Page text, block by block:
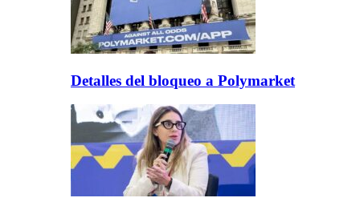
Detalles del bloqueo a Polymarket